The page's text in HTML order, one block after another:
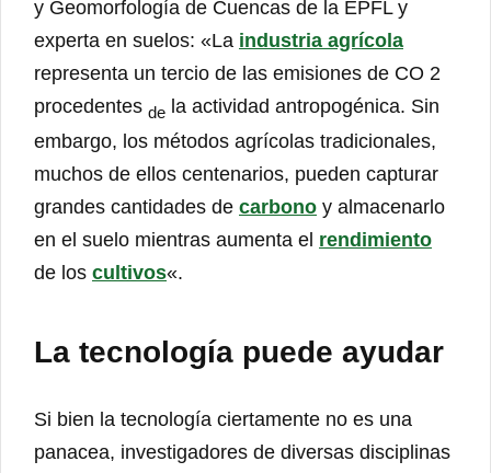
y Geomorfología de Cuencas de la EPFL y
experta en suelos: «La industria agrícola
representa un tercio de las emisiones de CO 2
procedentes de la actividad antropogénica. Sin
embargo, los métodos agrícolas tradicionales,
muchos de ellos centenarios, pueden capturar
grandes cantidades de carbono y almacenarlo
en el suelo mientras aumenta el rendimiento
de los cultivos«.
La tecnología puede ayudar
Si bien la tecnología ciertamente no es una
panacea, investigadores de diversas disciplinas